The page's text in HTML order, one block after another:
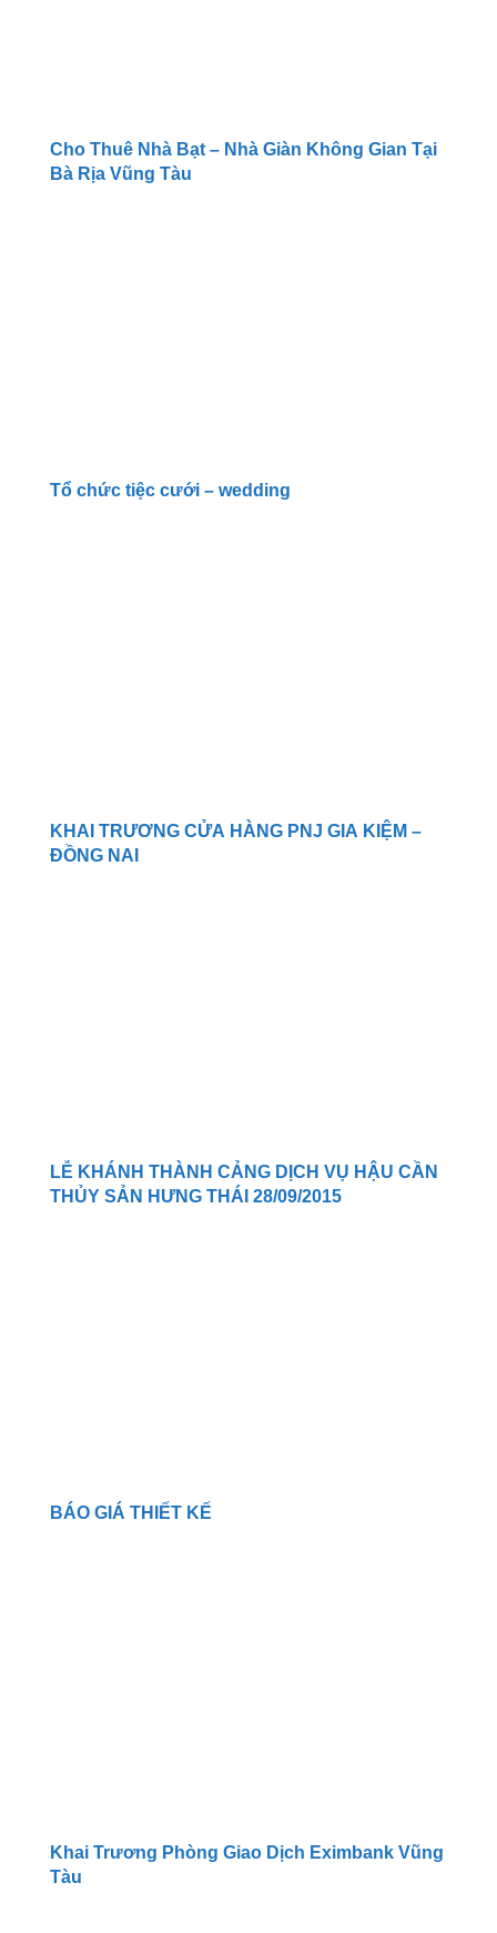
Cho Thuê Nhà Bạt – Nhà Giàn Không Gian Tại
Bà Rịa Vũng Tàu
Tổ chức tiệc cưới – wedding
KHAI TRƯƠNG CỬA HÀNG PNJ GIA KIỆM –
ĐỒNG NAI
LỄ KHÁNH THÀNH CẢNG DỊCH VỤ HẬU CẦN
THỦY SẢN HƯNG THÁI 28/09/2015
BÁO GIÁ THIẾT KẾ
Khai Trương Phòng Giao Dịch Eximbank Vũng
Tàu